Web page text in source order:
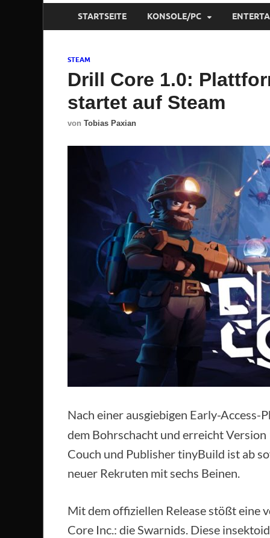
STARTSEITE KONSOLE/PC
STEAM
Drill Core 1.0:
startet auf Steam
von Tobias Paxian
Nach einer ausgiebigen Early-Access-
dem Bohrschacht und erreicht
Couch und Publisher tinyBuild ist ab
neuer Rekruten mit sechs Beinen.
Mit dem offiziellen Release stößt eine
Core Inc.: die Swarnids. Diese